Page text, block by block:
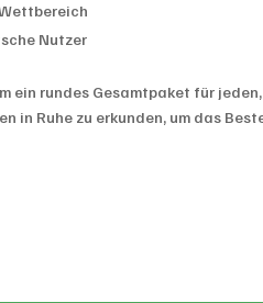
Nutzer
ein rundes Gesamtpaket für
in Ruhe zu erkunden, um das